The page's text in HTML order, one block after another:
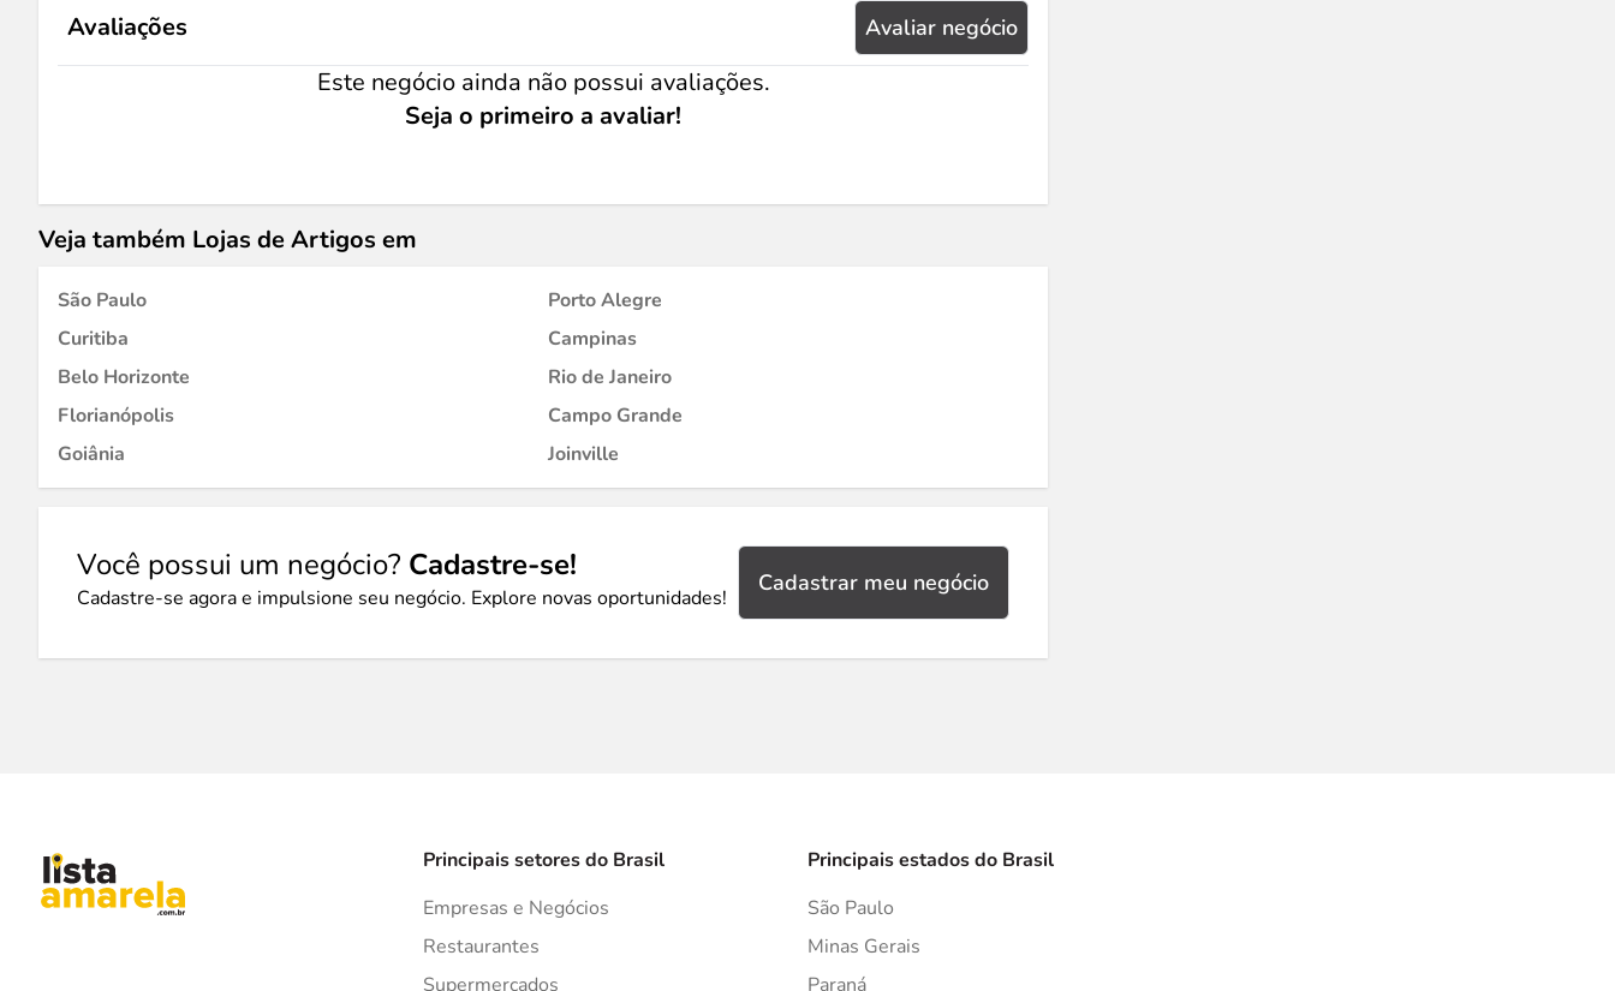
Avaliações Avaliar negócio
Este negócio ainda não possui avaliações.
Seja o primeiro a avaliar!
Veja também Lojas de Artigos em
São Paulo
Porto Alegre
Curitiba
Campinas
Belo Horizonte
Rio de Janeiro
Florianópolis
Campo Grande
Goiânia
Joinville
Você possui um negócio? Cadastre-se!
Cadastre-se agora e impulsione seu negócio. Explore novas oportunidades!
Cadastrar meu negócio
Principais setores do Brasil
Empresas e Negócios
Restaurantes
Supermercados
Principais estados do Brasil
São Paulo
Minas Gerais
Paraná